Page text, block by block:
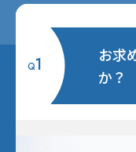
洗浄剤
すべてを見る
汚れから探す
鉱物油・加工
用途から探す
脱脂洗浄
キーワードか
#コスト最優
#洗浄力・溶
溶解剤
樹脂溶解・
おすすめ製品診断
ブログ
Q1
お求
か？